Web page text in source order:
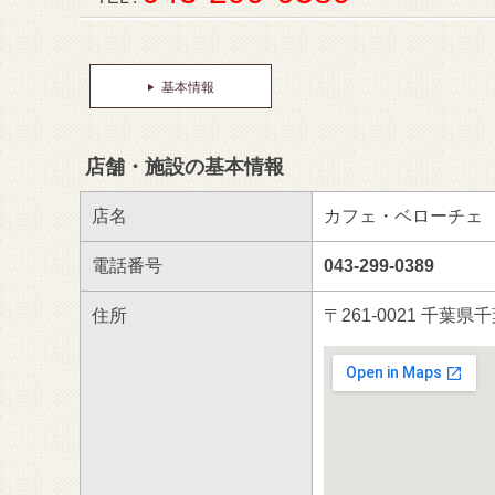
基本情報
店舗・施設の基本情報
店名 カフェ・ベローチェ
電話番号 043-299-0389
住所 〒261-0021 千葉県